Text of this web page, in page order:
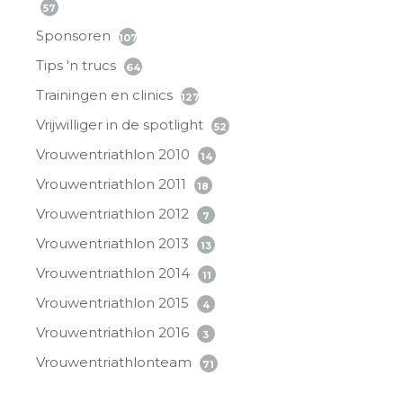
57
Sponsoren 107
Tips 'n trucs 64
Trainingen en clinics 127
Vrijwilliger in de spotlight 52
Vrouwentriathlon 2010 14
Vrouwentriathlon 2011 18
Vrouwentriathlon 2012 7
Vrouwentriathlon 2013 13
Vrouwentriathlon 2014 11
Vrouwentriathlon 2015 4
Vrouwentriathlon 2016 3
Vrouwentriathlonteam 71